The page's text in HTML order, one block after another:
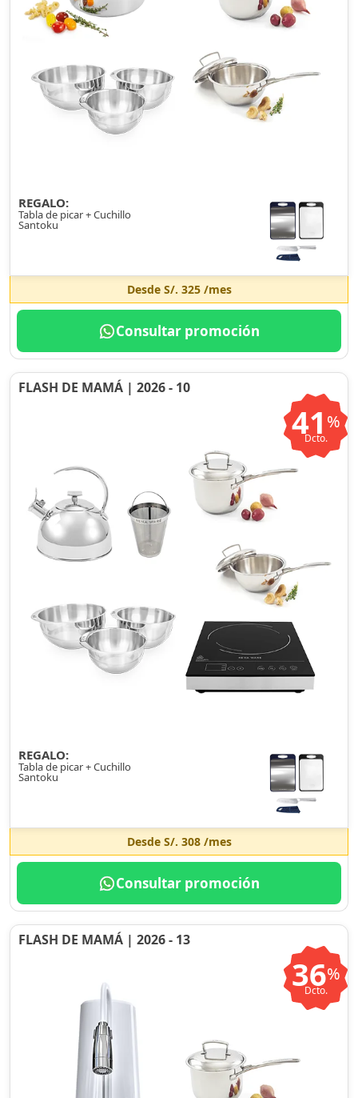
REGALO:
Tabla de picar + Cuchillo
Santoku
Desde S/. 325/mes
Consultar promoción
FLASH DE MAMÁ | 2026 - 10
41 %
Dcto.
REGALO:
Tabla de picar + Cuchillo
Santoku
Desde S/. 308/mes
Consultar promoción
FLASH DE MAMÁ | 2026 - 13
36%
Dcto.